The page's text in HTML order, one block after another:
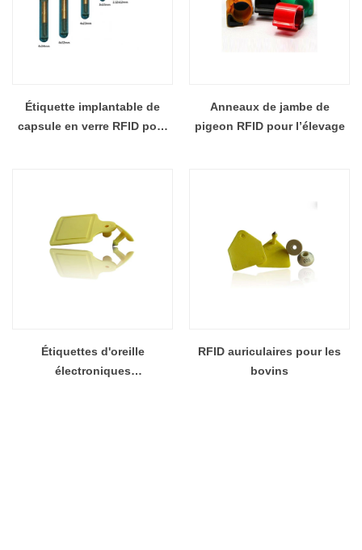
Étiquette implantable de
capsule en verre RFID pour
Anneaux de jambe de
pigeon RFID pour l’élevage
Étiquettes d'oreille
électroniques
RFID auriculaires pour les
bovins